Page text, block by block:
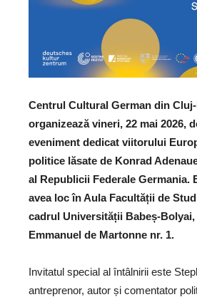
Centrul Cultural German din
organizează vineri, 22 mai 2026,
eveniment dedicat viitorului
politice lăsate de Konrad
al Republicii Federale Germania.
avea loc în Aula Facultății de
cadrul Universității Babeș-
Emmanuel de Martonne nr. 1.
Invitatul special al întâlnirii este
antreprenor, autor și comentator